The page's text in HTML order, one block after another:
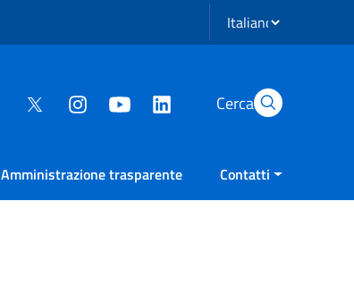
Seleziona lingua
Cerca
Amministrazione trasparente Contatti